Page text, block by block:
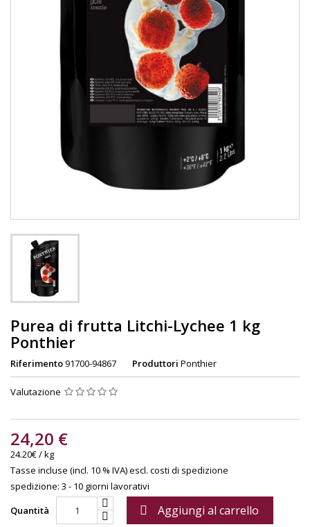
Purea di frutta Litchi-Lychee 1 kg
Ponthier
Riferimento91700-94867 Produttori Ponthier
Valutazione
24,20 €
24.20€ / kg
Tasse incluse (incl. 10 % IVA)escl. costi di spedizione
spedizione: 3 - 10 giorni lavorativi
Quantità
 Aggiungi al carrello